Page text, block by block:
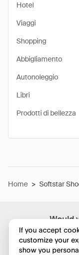
Would
Hotel
Viaggi
Shopping
Abbigliamento
Autonoleggio
Libri
Prodotti di bellezza
Home > Softstar
If you accept
customize your
show you